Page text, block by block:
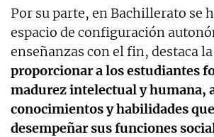
Por su parte, en Bachillerato se
espacio de configuración
enseñanzas con el fin, destaca
proporcionar a los estudiantes
madurez intelectual y humana,
conocimientos y habilidades
desempeñar sus funciones